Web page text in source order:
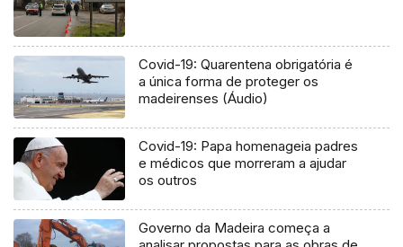
Covid-19: Quarentena obrigatória é
a única forma de proteger os
madeirenses (Áudio)
Covid-19: Papa homenageia padres
e médicos que morreram a ajudar
os outros
Governo da Madeira começa a